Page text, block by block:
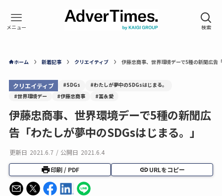
ホーム 新着記事 クリエイティブ 伊藤忠商事、世界環境デーで5種の新聞広告
クリエイティブ #SDGs
#わたしが夢中のSDGsはじまる。
#世界環境デー
#伊藤忠商事 #冨永愛
伊藤忠商事、世界環境デーで5種の新聞広
告「わたしが夢中のSDGsはじまる。」
更新日 2021.6.7 / 公開日 2021.6.4
印刷 / PDF URLをコピー